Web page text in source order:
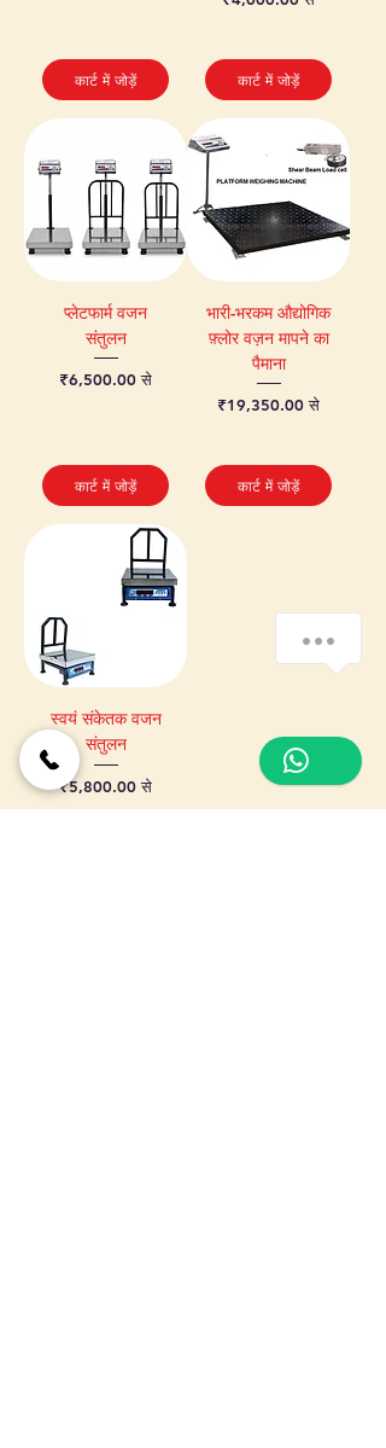
कार्ट में जोड़ें कार्ट में जोड़ें
प्लेटफार्म वजन
संतुलन
₹6,500.00से
बिक्री मूल्य
कार्ट में जोड़ें
भारी-भरकम औद्योगिक
फ़्लोर वज़न मापने का
पैमाना
₹19,350.00से
बिक्री मूल्य
कार्ट में जोड़ें
स्वयं संकेतक वजन
संतुलन
₹5,800.00से
बिक्री मूल्य
1